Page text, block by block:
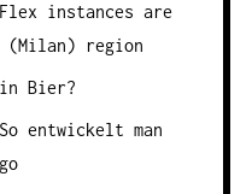
Flex instances are
(Milan) region
Bier?
entwickelt man